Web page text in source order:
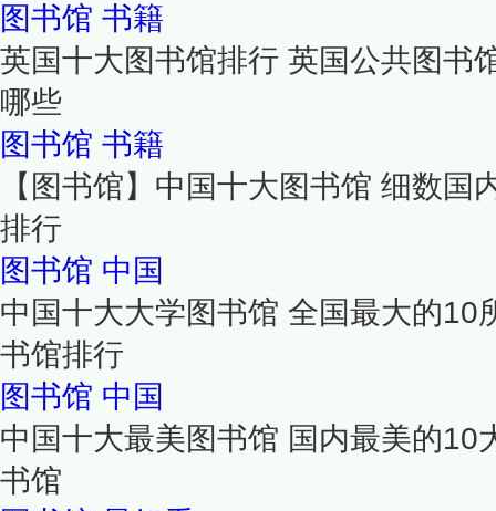
图书馆 书籍
英国十大图书馆排行 英国公共图书
哪些
图书馆 书籍
【图书馆】中国十大图书馆 细数国
排行
图书馆 中国
中国十大大学图书馆 全国最大的10
书馆排行
图书馆 中国
中国十大最美图书馆 国内最美的10
书馆